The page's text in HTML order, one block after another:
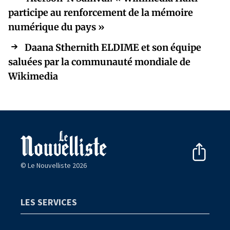
participe au renforcement de la mémoire
numérique du pays »
Daana Sthernith ELDIME et son équipe
saluées par la communauté mondiale de
Wikimedia
© Le Nouvelliste 2026
LES SERVICES